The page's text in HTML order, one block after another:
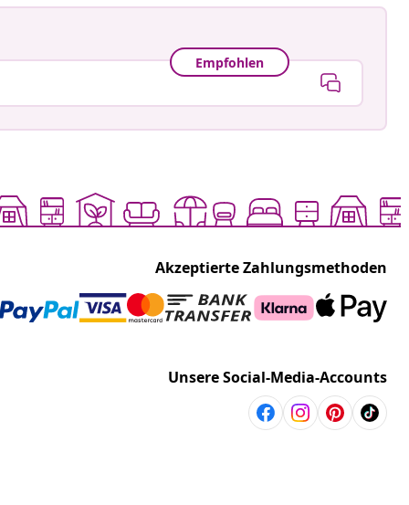
Empfohlen
Akzeptierte Zahlungsmethoden
Unsere Social-Media-Accounts